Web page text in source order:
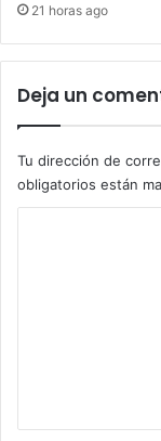
21 horas ago
Deja un
Tu dirección de
obligatorios están